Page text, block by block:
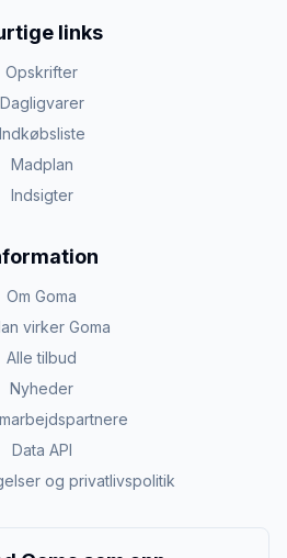
links
Opskrifter
Dagligvarer
Indkøbsliste
Madplan
Indsigter
Om Goma
virker Goma
Alle tilbud
Nyheder
Data API
og privatlivspolitik